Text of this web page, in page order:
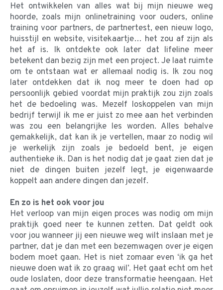
Het ontwikkelen van alles wat bij mijn nieuwe weg
hoorde, zoals mijn onlinetraining voor ouders, online
training voor partners, de partnertest, een nieuw logo,
huisstijl en website, visitekaartje… het zou af zijn als
het af is. Ik ontdekte ook later dat lifeline meer
betekent dan bezig zijn met een project. Je laat ruimte
om te ontstaan wat er allemaal nodig is. Ik zou nog
later ontdekken dat ik nog meer te doen had op
persoonlijk gebied voordat mijn praktijk zou zijn zoals
het de bedoeling was. Mezelf loskoppelen van mijn
bedrijf terwijl ik me er juist zo mee aan het verbinden
was zou een belangrijke les worden. Alles behalve
gemakkelijk, dat kan ik je vertellen, maar zo nodig wil
je werkelijk zijn zoals je bedoeld bent, je eigen
authentieke ik. Dan is het nodig dat je gaat zien dat je
niet de dingen buiten jezelf legt, je eigenwaarde
koppelt aan andere dingen dan jezelf.
En zo is het ook voor jou
Het verloop van mijn eigen proces was nodig om mijn
praktijk goed neer te kunnen zetten. Dat geldt ook
voor jou wanneer jij een nieuwe weg wilt inslaan met je
partner, dat je dan met een bezemwagen over je eigen
bodem moet gaan. Het is niet zomaar even ‘ik ga het
nieuwe doen wat ik zo graag wil’. Het gaat echt om het
oude loslaten, door deze transformatie heengaan. Het